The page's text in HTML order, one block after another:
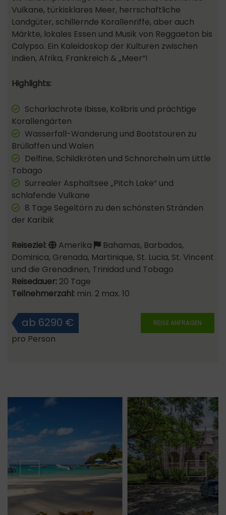
Vulkane, türkisklares Meer, herrschaftliche
Landgüter, schillernde Korallenriffe, aber auch
Märkte, lokales Essen und Musik von Reggaeton bis
Calypso. Ein Kaleidoskop der Kulturen zwischen
Indien, Afrika, Frankreich & „Meer“!
Highlights:
Scharlachrote Ibisse, Kolibris und prächtige
Korallengärten
Wasserfall-Wanderung und Bootstouren zu
Brüllaffen und Walen
Delfine, Schildkröten und Schnorcheln um Little
Tobago
Surrealer Asphaltsee „Pitch Lake“ und
schlafende Vulkane
8 Tage Segeltörn zu den schönsten Stränden
der Karibik
Reiseziel: Amerika
Bahamas, Barbados,
Dominica, Grenada, Martinique, St. Lucia, St. Vincent
und die Grenadinen, Trinidad und Tobago
Reisedauer: 20 Tage
Teilnehmerzahl: min. 2 max. 10
REISE ANFRAGEN
ab 6290 €
pro Person
← →